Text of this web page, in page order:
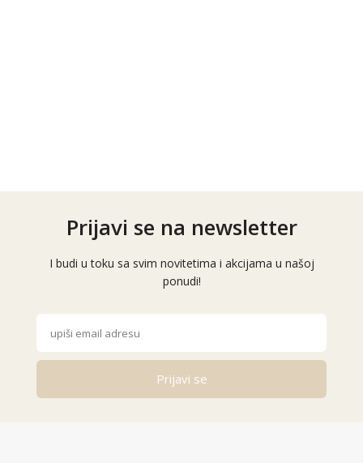
Prijavi se na newsletter
I budi u toku sa svim novitetima i akcijama u našoj
ponudi!
Prijavi se